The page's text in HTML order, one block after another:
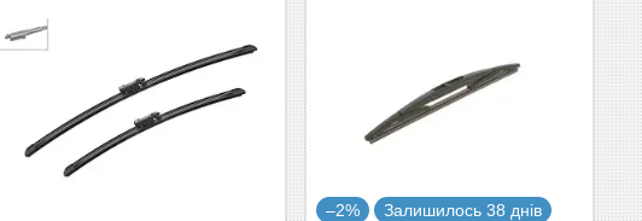
–2% Залишилось 38 днів